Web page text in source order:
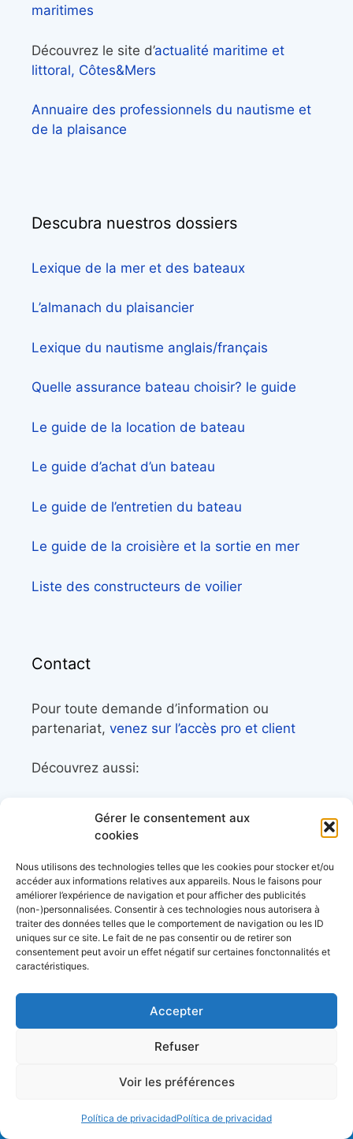
Gérer le consentement aux
cookies
Nous utilisons des technologies telles que les cookies pour stocker et/ou
accéder aux informations relatives aux appareils. Nous le faisons pour
améliorer l’expérience de navigation et pour afficher des publicités
(non-)personnalisées. Consentir à ces technologies nous autorisera à
traiter des données telles que le comportement de navigation ou les ID
uniques sur ce site. Le fait de ne pas consentir ou de retirer son
consentement peut avoir un effet négatif sur certaines fonctonnalités et
caractéristiques.
Accepter
Refuser
Voir les préférences
Política de privacidadPolítica de privacidad
maritimes
Découvrez le site d’actualité maritime et
littoral, Côtes&Mers
Annuaire des professionnels du nautisme et
de la plaisance
Descubra nuestros dossiers
Lexique de la mer et des bateaux
L’almanach du plaisancier
Lexique du nautisme anglais/français
Quelle assurance bateau choisir? le guide
Le guide de la location de bateau
Le guide d’achat d’un bateau
Le guide de l’entretien du bateau
Le guide de la croisière et la sortie en mer
Liste des constructeurs de voilier
Contact
Pour toute demande d’information ou
partenariat, venez sur l’accès pro et client
Découvrez aussi:
librairie maritime
le trek et le raid nautique
BoatingAds, le site d’annonces bateaux
européen
datos personales
aviso legal